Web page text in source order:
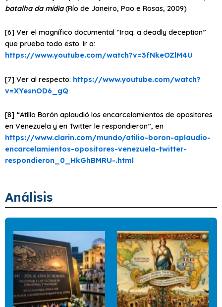
batalha da mídia(Río de Janeiro, Pao e Rosas, 2009)
[6] Ver el magnífico documental “Iraq: a deadly deception”
que prueba todo esto. Ir a:
https://www.youtube.com/watch?v=3fNkeOZlM4U
[7] Ver al respecto: https://www.youtube.com/watch?
v=XYesnOD6_gQ
[8] “Atilio Borón aplaudió los encarcelamientos de opositores
en Venezuela y en Twitter le respondieron”, en
https://www.clarin.com/mundo/atilio-boron-aplaudio-
encarcelamientos-opositores-venezuela-twitter-
respondieron_0_HkGhBMRU-.html
Análisis